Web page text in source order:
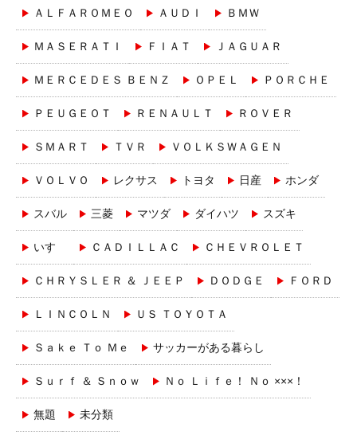
ＡＬＦＡＲＯＭＥＯ ＡＵＤＩ ＢＭＷ
ＭＡＳＥＲＡＴＩ ＦＩＡＴ ＪＡＧＵＡＲ
ＭＥＲＣＥＤＥＳ ＢＥＮＺ ＯＰＥＬ ＰＯＲＣＨＥ
ＰＥＵＧＥＯＴ ＲＥＮＡＵＬＴ ＲＯＶＥＲ
ＳＭＡＲＴ ＴＶＲ ＶＯＬＫＳＷＡＧＥＮ
ＶＯＬＶＯ レクサス トヨタ 日産 ホンダ
スバル 三菱 マツダ ダイハツ スズキ
いすゞ ＣＡＤＩＬＬＡＣ ＣＨＥＶＲＯＬＥＴ
ＣＨＲＹＳＬＥＲ ＆ ＪＥＥＰ ＤＯＤＧＥ ＦＯＲＤ
ＬＩＮＣＯＬＮ ＵＳ ＴＯＹＯＴＡ
Ｓａｋｅ Ｔｏ Ｍｅ サッカーがある暮らし
Ｓｕｒｆ ＆ Ｓｎｏｗ Ｎｏ Ｌｉｆｅ！ Ｎｏ ×××！
無題 未分類